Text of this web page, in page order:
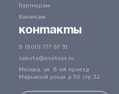
Партнерам
Вакансии
Контакты
8 (800) 777 67 91
zabota@evotoys.ru
Москва, ул. 8-ой проезд
Марьиной рощи д.30 стр 32